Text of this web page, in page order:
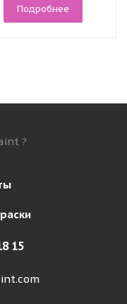
Подробнее
?
15